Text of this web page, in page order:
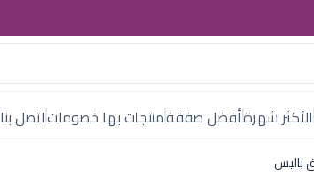
الأكثر شهرةأفضل صفقةمنتجات بها خصوماتاتصل بنا